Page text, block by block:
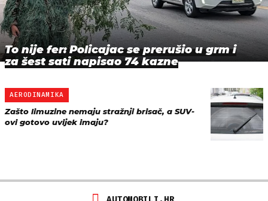
To nije fer: Policajac se prerušio u grm i
za šest sati napisao 74 kazne
AERODINAMIKA
Zašto limuzine nemaju stražnji brisač, a SUV-
ovi gotovo uvijek imaju?